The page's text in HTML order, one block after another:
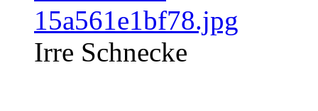
Irre Schnecke